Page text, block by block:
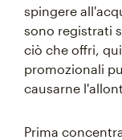
spingere
sono registrati
ciò che offri,
promozionali
causarne
Prima